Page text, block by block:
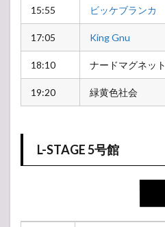
15:55 ビッケブランカ
17:05 King Gnu
18:10 ナードマグネット
19:20 緑黄色社会
L-STAGE 5号館